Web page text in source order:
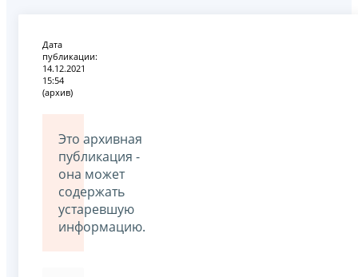
Дата
публикации:
14.12.2021
15:54
(архив)
Это архивная
публикация -
она может
содержать
устаревшую
информацию.